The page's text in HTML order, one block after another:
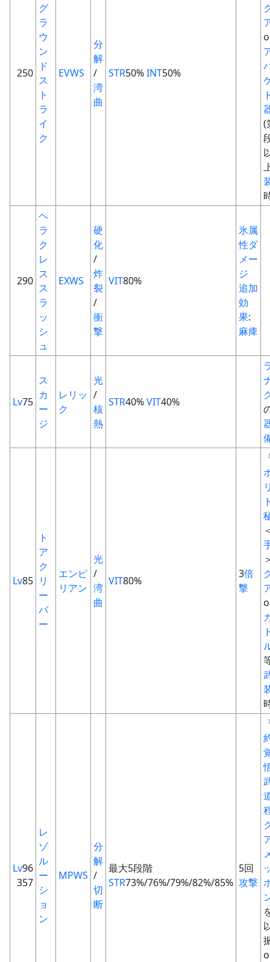
250
グ
ラ
ウ
ン
ド
ス
ト
ラ
イ
ク
EVWS
分
解
/
湾
曲
STR50%INT50%
(
290
ヘ
ラ
ク
レ
ス
ス
ラ
ッ
シ
ュ
EXWS
硬
化
/
炸
裂
/
衝
撃
VIT80%
氷属
性ダ
メー
ジ
追加
効
果:
麻痺
Lv75
ス
カ
ー
ジ
レリッ
ク
光
/
核
熱
STR40%VIT40%
Lv85
ト
ア
ク
リ
ー
バ
ー
エンピ
リアン
光
/
湾
曲
VIT80%
3倍
撃
Lv96
357
レ
ゾ
ル
ー
シ
ョ
ン
MPWS
分
解
/
切
断
最大5段階
STR73%/76%/79%/82%/85%
5回
攻撃